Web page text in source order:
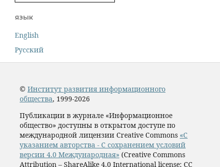
ЯЗЫК
English
Русский
© Институт развития информационного
общества, 1999-2026
Публикации в журнале «Информационное
общество» доступны в открытом доступе по
международной лицензии Creative Commons «С
указанием авторства - С сохранением условий
версии 4.0 Международная» (Creative Commons
Attribution – ShareAlike 4.0 International license; CC